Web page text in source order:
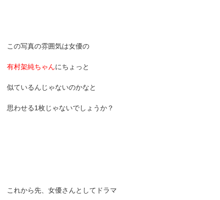
この写真の雰囲気は女優の
有村架純ちゃんにちょっと
似ているんじゃないのかなと
思わせる1枚じゃないでしょうか？
これから先、女優さんとしてドラマ